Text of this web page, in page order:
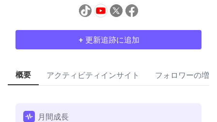
+ 更新追跡に追加
概要 アクティビティインサイト フォロワーの増加
月間成長